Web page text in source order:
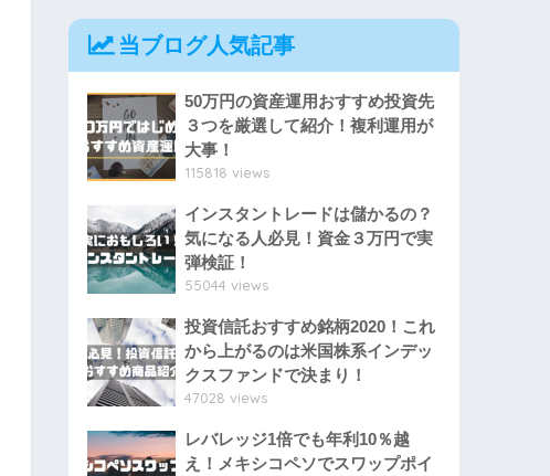
当ブログ人気記事
50万円の資産運用おすすめ投資先
３つを厳選して紹介！複利運用が
大事！
115818 views
インスタントレードは儲かるの？
気になる人必見！資金３万円で実
弾検証！
55044 views
投資信託おすすめ銘柄2020！これ
から上がるのは米国株系インデッ
クスファンドで決まり！
47028 views
レバレッジ1倍でも年利10％越
え！メキシコペソでスワップポイ